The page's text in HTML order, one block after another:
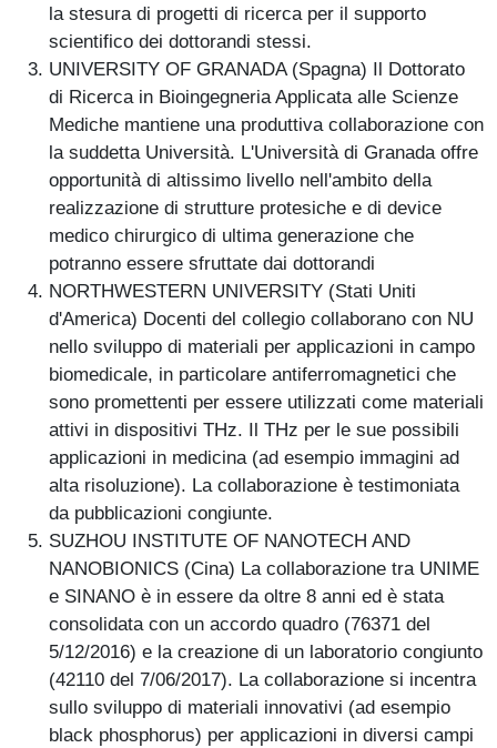
la stesura di progetti di ricerca per il supporto
scientifico dei dottorandi stessi.
UNIVERSITY OF GRANADA (Spagna) Il Dottorato
di Ricerca in Bioingegneria Applicata alle Scienze
Mediche mantiene una produttiva collaborazione con
la suddetta Università. L'Università di Granada offre
opportunità di altissimo livello nell'ambito della
realizzazione di strutture protesiche e di device
medico chirurgico di ultima generazione che
potranno essere sfruttate dai dottorandi
NORTHWESTERN UNIVERSITY (Stati Uniti
d'America) Docenti del collegio collaborano con NU
nello sviluppo di materiali per applicazioni in campo
biomedicale, in particolare antiferromagnetici che
sono promettenti per essere utilizzati come materiali
attivi in dispositivi THz. Il THz per le sue possibili
applicazioni in medicina (ad esempio immagini ad
alta risoluzione). La collaborazione è testimoniata
da pubblicazioni congiunte.
SUZHOU INSTITUTE OF NANOTECH AND
NANOBIONICS (Cina) La collaborazione tra UNIME
e SINANO è in essere da oltre 8 anni ed è stata
consolidata con un accordo quadro (76371 del
5/12/2016) e la creazione di un laboratorio congiunto
(42110 del 7/06/2017). La collaborazione si incentra
sullo sviluppo di materiali innovativi (ad esempio
black phosphorus) per applicazioni in diversi campi